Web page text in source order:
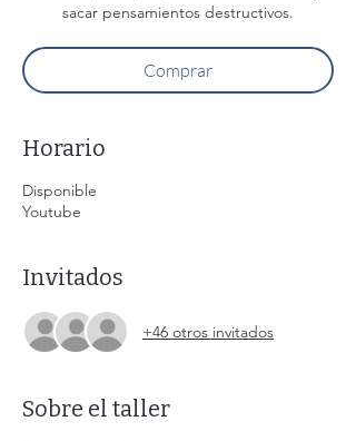
sacar pensamientos destructivos.
Comprar
Horario
Disponible
Youtube
Invitados
+46 otros invitados
Sobre el taller